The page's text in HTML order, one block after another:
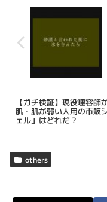
【ガチ検証】現役理容師
肌・肌が弱い人用の市販
ェル」はどれだ？
others